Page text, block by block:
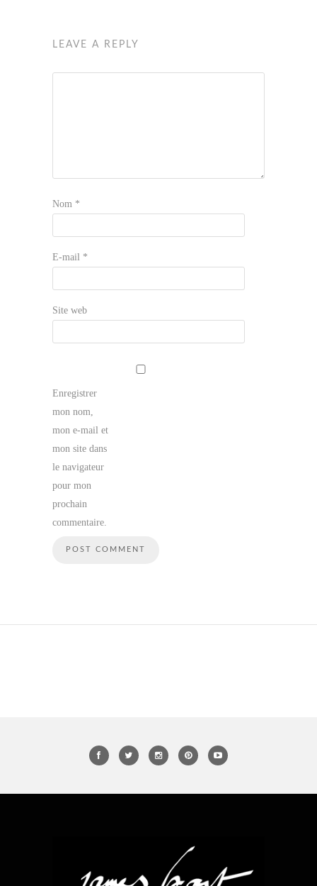
LEAVE A REPLY
Nom *
E-mail *
Site web
Enregistrer
mon nom,
mon e-mail et
mon site dans
le navigateur
pour mon
prochain
commentaire.